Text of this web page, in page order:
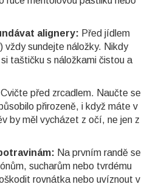
alignery: Před jídlem
vždy sundejte náložky. Nikdy
taštičku s náložkami čistou a
Cvičte před zrcadlem. Naučte se
přirozeně, i když máte v
by měl vycházet z očí, ne jen z
Na prvním randě se
sucharům nebo tvrdému
rovnátka nebo uvíznout v